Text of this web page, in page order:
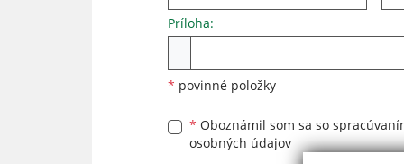
Príloha:
* povinné položky
* Oboznámil som sa so
osobných údajov